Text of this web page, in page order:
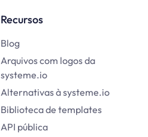
Recursos
Blog
Arquivos com logos da
systeme.io
Alternativas à systeme.io
Biblioteca de templates
API pública